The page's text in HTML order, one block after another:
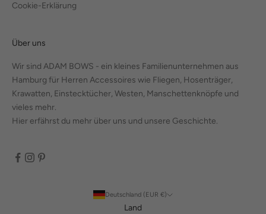
Cookie-Erklärung
Über uns
Wir sind ADAM BOWS - ein kleines Familienunternehmen aus
Hamburg für Herren Accessoires wie Fliegen, Hosenträger,
Krawatten, Einstecktücher, Westen, Manschettenknöpfe und
vieles mehr.
Hier erfährst du mehr über uns und unsere Geschichte.
Deutschland (EUR €)
Land